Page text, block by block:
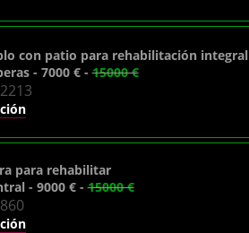
con patio para rehabilitación integral
- 7000 € -15000 €
para rehabilitar
- 9000 € -15000 €